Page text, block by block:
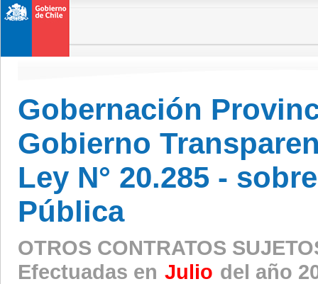
Gobernación
Gobierno
Ley N° 20.285 -
Pública
OTROS CONTRATOS
Efectuadas en Julio del año